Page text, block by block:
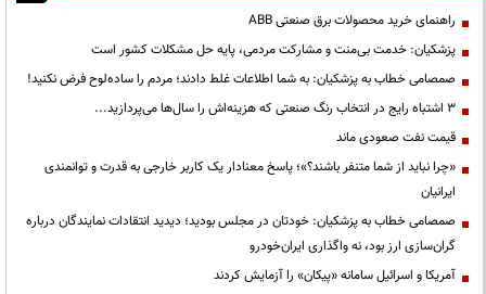
راهنمای خرید محصولات برق صنعتی ABB
پزشکیان: خدمت بی‌منت و مشارکت مردمی، پایه حل مشکلات کشور است
صمصامی خطاب به پزشکیان: به شما اطلاعات غلط دادند؛ مردم را ساده‌لوح فرض نکنید!
3 اشتباه رایج در انتخاب رنگ صنعتی که هزینه‌اش را سال‌ها می‌پردازید...
قیمت نفت صعودی ماند
«چرا نباید از شما متنفر باشند؟»؛ پاسخ معنادار یک کاربر خارجی به قدرت و توانمندی
ایرانیان
صمصامی خطاب به پزشکیان: خودتان در مجلس بودید؛ دیدید انتقادات نمایندگان درباره
گران‌سازی ارز بود، نه واگذاری ایران‌خودرو
آمریکا و اسرائیل سامانه «پیکان» را آزمایش کردند